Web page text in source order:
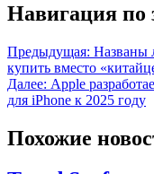
Навигация по
Предыдущая: Названы
купить вместо
Далее: Apple
для iPhone к 2025 году
Похожие